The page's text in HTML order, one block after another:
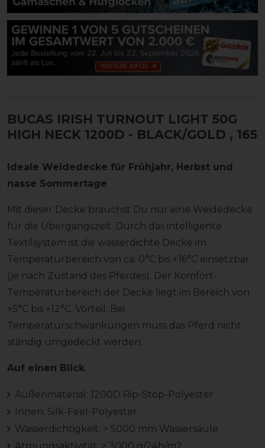
BUCAS IRISH TURNOUT LIGHT 50G
HIGH NECK 1200D - BLACK/GOLD , 165
Ideale Weidedecke für Frühjahr, Herbst und
nasse Sommertage
Mit dieser Decke brauchst Du nur eine Weidedecke
für die Übergangszeit. Durch das intelligente
Textilsystem ist die wasserdichte Decke im
Temperaturbereich von ca. 0°C bis +16°C einsetzbar
(je nach Zustand des Pferdes). Der Komfort-
Temperaturbereich der Decke liegt im Bereich von
+5°C bis +12°C. Vorteil: Bei
Temperaturschwankungen muss das Pferd nicht
ständig umgedeckt werden.
Auf einen Blick
Außenmaterial: 1200D Rip-Stop-Polyester
Innen: Silk-Feel-Polyester
Wasserdichtigkeit: > 5000 mm Wassersäule